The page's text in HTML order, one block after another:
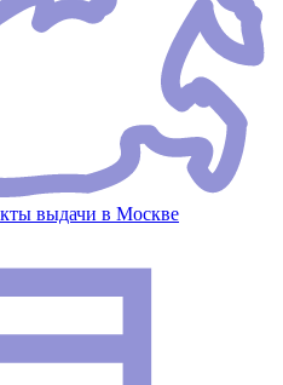
выдачи в Москве